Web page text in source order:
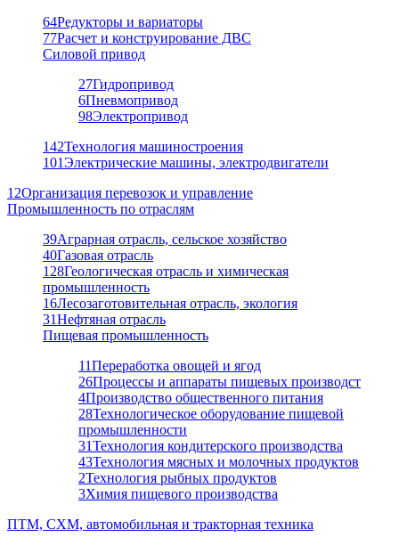
64Редукторы и вариаторы
77Расчет и конструирование ДВС
Силовой привод
27Гидропривод
6Пневмопривод
98Электропривод
142Технология машиностроения
101Электрические машины, электродвигатели
12Организация перевозок и управление
Промышленность по отраслям
39Аграрная отрасль, сельское хозяйство
40Газовая отрасль
128Геологическая отрасль и химическая
промышленность
16Лесозаготовительная отрасль, экология
31Нефтяная отрасль
Пищевая промышленность
11Переработка овощей и ягод
26Процессы и аппараты пищевых производст
4Производство общественного питания
28Технологическое оборудование пищевой
промышленности
31Технология кондитерского производства
43Технология мясных и молочных продуктов
2Технология рыбных продуктов
3Химия пищевого производства
ПТМ, СХМ, автомобильная и тракторная техника